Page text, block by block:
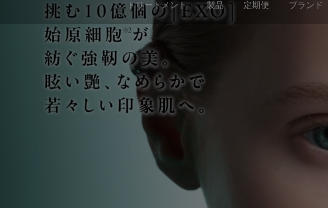
トリートメント 製品 定期便 ブランド